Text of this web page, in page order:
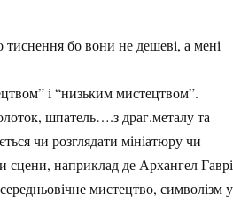
тиснення бо вони не дешеві, а мені
і “низьким мистецтвом”.
шпатель….з драг.металу та
чи розглядати мініатюру чи
сцени, наприклад де Архангел
мистецтво, символізм у